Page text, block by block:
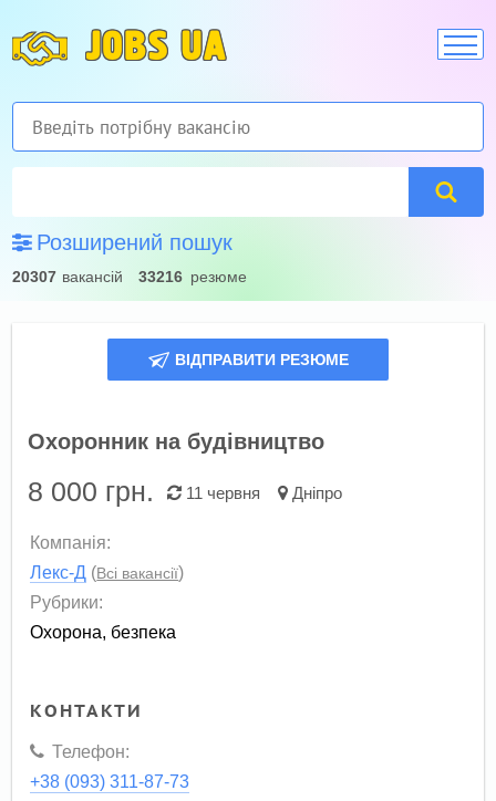
JOBS UA
Розширений пошук
20307 вакансій 33216 резюме
ВІДПРАВИТИ РЕЗЮМЕ
Охоронник на будівництво
8 000 грн. 11 червня Дніпро
Компанія:
Лекс-Д (Всі вакансії)
Рубрики:
Охорона, безпека
КОНТАКТИ
Телефон:
+38 (093) 311-87-73